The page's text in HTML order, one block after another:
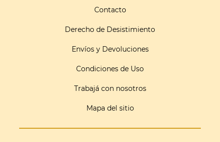
Contacto
Derecho de Desistimiento
Envíos y Devoluciones
Condiciones de Uso
Trabajá con nosotros
Mapa del sitio